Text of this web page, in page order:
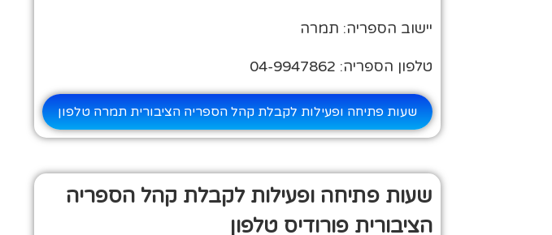
יישוב הספריה: תמרה
טלפון הספריה: 04-9947862
שעות פתיחה ופעילות לקבלת קהל הספריה הציבורית תמרה טלפון
שעות פתיחה ופעילות לקבלת קהל הספריה
הציבורית פורודיס טלפון